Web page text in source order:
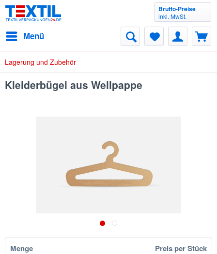
Menü
Brutto-Preise
inkl. MwSt.
Lagerung und Zubehör
Kleiderbügel aus Wellpappe
Menge Preis per Stück